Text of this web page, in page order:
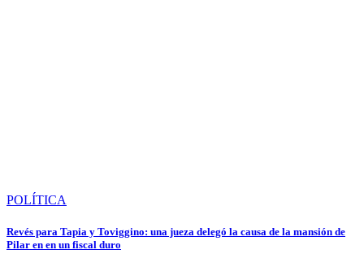
POLÍTICA
Revés para Tapia y Toviggino: una jueza delegó la causa de la mansión de
Pilar en en un fiscal duro